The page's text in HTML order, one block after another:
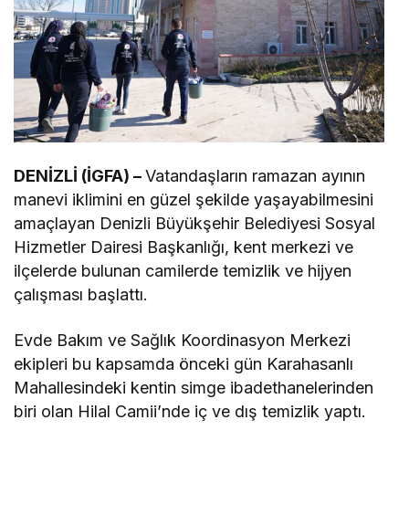
DENİZLİ (İGFA) –Vatandaşların ramazan ayının
manevi iklimini en güzel şekilde yaşayabilmesini
amaçlayan Denizli Büyükşehir Belediyesi Sosyal
Hizmetler Dairesi Başkanlığı, kent merkezi ve
ilçelerde bulunan camilerde temizlik ve hijyen
çalışması başlattı.
Evde Bakım ve Sağlık Koordinasyon Merkezi
ekipleri bu kapsamda önceki gün Karahasanlı
Mahallesindeki kentin simge ibadethanelerinden
biri olan Hilal Camii’nde iç ve dış temizlik yaptı.